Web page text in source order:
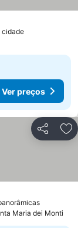
cidade
Ver preços
Partilhar
Maria dei Monti